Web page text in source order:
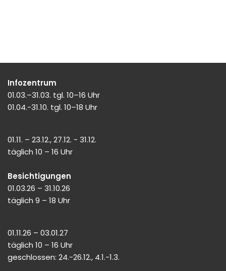
Infozentrum
01.03.–31.03. tgl. 10–16 Uhr
01.04.-31.10. tgl. 10–18 Uhr
01.11. – 23.12., 27.12. - 31.12.
täglich 10 – 16 Uhr
Besichtigungen
01.03.26 – 31.10.26
täglich 9 – 18 Uhr
01.11.26 – 03.01.27
täglich 10 – 16 Uhr
geschlossen: 24.-26.12., 4.1.-1.3.